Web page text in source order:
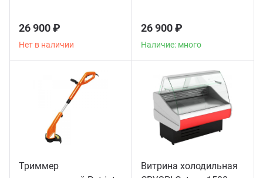
26 900 ₽
Нет в наличии
26 900 ₽
Наличие: много
Триммер
Витрина холодильная